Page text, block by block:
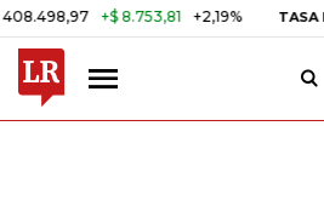
+$ 8.753,81 +2,19% TASA DE